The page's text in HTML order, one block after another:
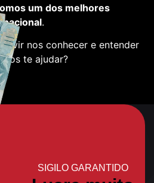
um dos melhores
.
vir nos conhecer e entender
te ajudar?
SIGILO GARANTIDO